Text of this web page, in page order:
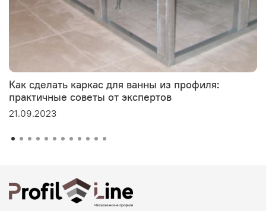
Как сделать каркас для ванны из профиля:
практичные советы от экспертов
21.09.2023